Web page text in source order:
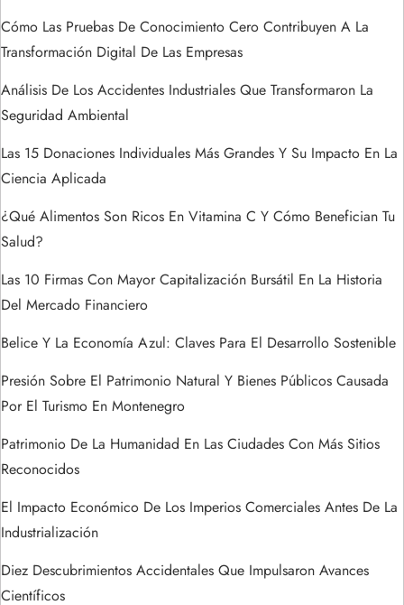
n
d
e
e
n
t
r
a
d
a
s
Cómo Las Pruebas De Conocimiento Cero Contribuyen A La
Transformación Digital De Las Empresas
Análisis De Los Accidentes Industriales Que Transformaron La
Seguridad Ambiental
Las 15 Donaciones Individuales Más Grandes Y Su Impacto En La
Ciencia Aplicada
¿Qué Alimentos Son Ricos En Vitamina C Y Cómo Benefician Tu
Salud?
Las 10 Firmas Con Mayor Capitalización Bursátil En La Historia
Del Mercado Financiero
Belice Y La Economía Azul: Claves Para El Desarrollo Sostenible
Presión Sobre El Patrimonio Natural Y Bienes Públicos Causada
Por El Turismo En Montenegro
Patrimonio De La Humanidad En Las Ciudades Con Más Sitios
Reconocidos
El Impacto Económico De Los Imperios Comerciales Antes De La
Industrialización
Diez Descubrimientos Accidentales Que Impulsaron Avances
Científicos